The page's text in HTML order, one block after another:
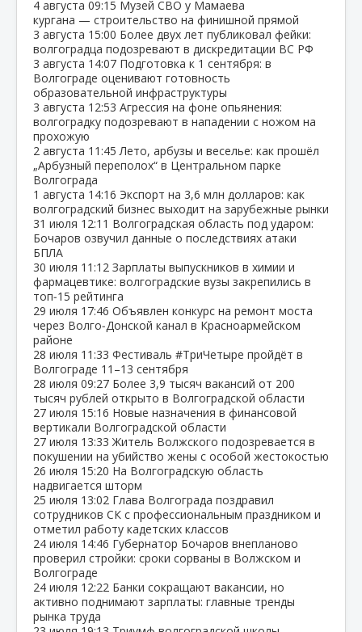
4 августа 09:15 Музей СВО у Мамаева
кургана — строительство на финишной прямой
3 августа 15:00 Более двух лет публиковал фейки:
волгоградца подозревают в дискредитации ВС РФ
3 августа 14:07 Подготовка к 1 сентября: в
Волгограде оценивают готовность
образовательной инфраструктуры
3 августа 12:53 Агрессия на фоне опьянения:
волгоградку подозревают в нападении с ножом на
прохожую
2 августа 11:45 Лето, арбузы и веселье: как прошёл
„Арбузный переполох“ в Центральном парке
Волгограда
1 августа 14:16 Экспорт на 3,6 млн долларов: как
волгоградский бизнес выходит на зарубежные рынки
31 июля 12:11 Волгоградская область под ударом:
Бочаров озвучил данные о последствиях атаки
БПЛА
30 июля 11:12 Зарплаты выпускников в химии и
фармацевтике: волгоградские вузы закрепились в
топ‑15 рейтинга
29 июля 17:46 Объявлен конкурс на ремонт моста
через Волго‑Донской канал в Красноармейском
районе
28 июля 11:33 Фестиваль #ТриЧетыре пройдёт в
Волгограде 11–13 сентября
28 июля 09:27 Более 3,9 тысяч вакансий от 200
тысяч рублей открыто в Волгоградской области
27 июля 15:16 Новые назначения в финансовой
вертикали Волгоградской области
27 июля 13:33 Житель Волжского подозревается в
покушении на убийство жены с особой жестокостью
26 июля 15:20 На Волгоградскую область
надвигается шторм
25 июля 13:02 Глава Волгограда поздравил
сотрудников СК с профессиональным праздником и
отметил работу кадетских классов
24 июля 14:46 Губернатор Бочаров внепланово
проверил стройки: сроки сорваны в Волжском и
Волгограде
24 июля 12:22 Банки сокращают вакансии, но
активно поднимают зарплаты: главные тренды
рынка труда